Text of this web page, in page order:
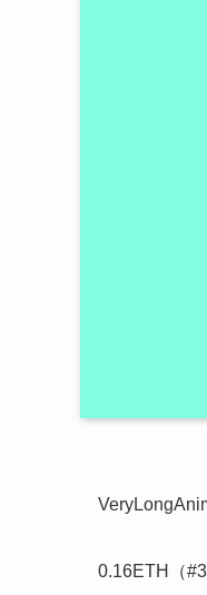
0.16ETH（